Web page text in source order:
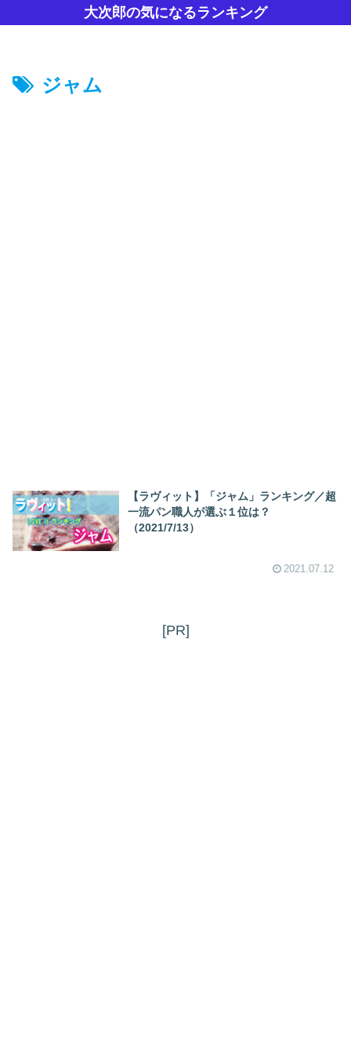
大次郎の気になるランキング
ジャム
【ラヴィット】「ジャム」ランキング／超
一流パン職人が選ぶ１位は？
（2021/7/13）
2021.07.12
[PR]